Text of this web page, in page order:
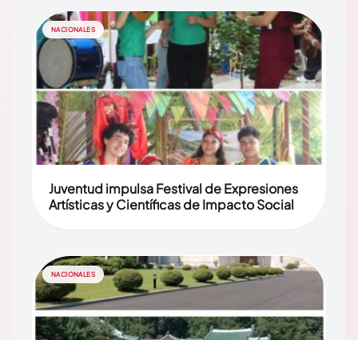
NACIONALES
Juventud impulsa Festival de Expresiones
Artísticas y Científicas de Impacto Social
NACIONALES